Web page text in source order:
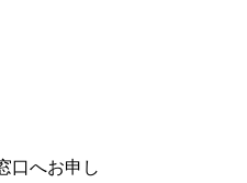
口へお申し